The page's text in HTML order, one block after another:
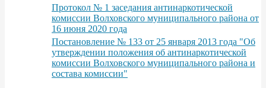
Протокол № 1 заседания антинаркотической
комиссии Волховского муниципального района от
16 июня 2020 года
Постановление № 133 от 25 января 2013 года "Об
утверждении положения об антинаркотической
комиссии Волховского муниципального района и
состава комиссии"